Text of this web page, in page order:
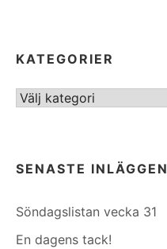
KATEGORIER
Kategorier
SENASTE INLÄGGEN
Söndagslistan vecka 31
En dagens tack!